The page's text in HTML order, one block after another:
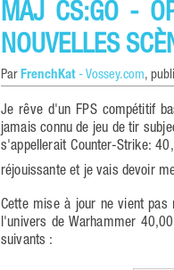
MAJ CS:GO -
NOUVELLES
Par FrenchKat- Vossey.com,
Je rêve d'un FPS compétitif
jamais connu de jeu de tir
s'appellerait Counter-Strike:
réjouissante et je vais devoir
Cette mise à jour ne vient pas
l'univers de Warhammer
suivants :